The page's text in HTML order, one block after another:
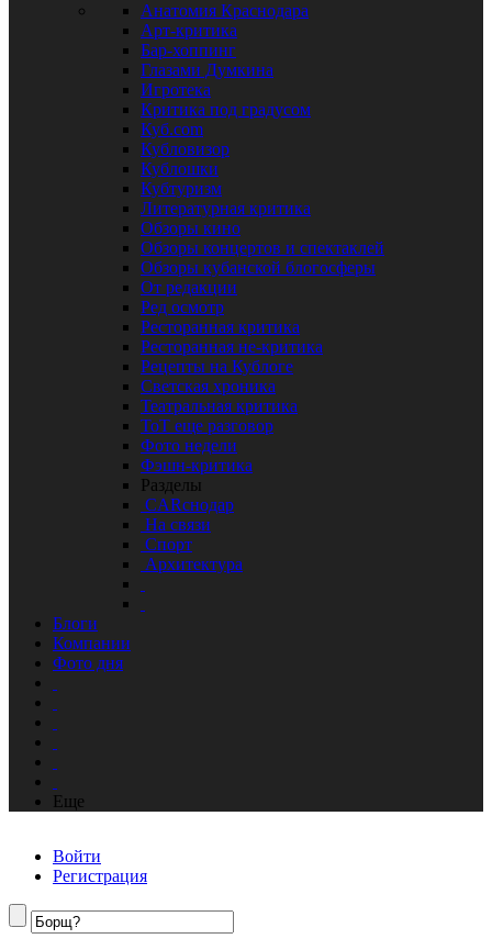
Анатомия Краснодара
Арт-критика
Бар-хоппинг
Глазами Думкина
Игротека
Критика под градусом
Куб.com
Кубловизор
Кублошки
Кубтуризм
Литературная критика
Обзоры кино
Обзоры концертов и спектаклей
Обзоры кубанской блогосферы
От редакции
Ред осмотр
Ресторанная критика
Ресторанная не-критика
Рецепты на Кублоге
Светская хроника
Театральная критика
ТоТ еще разговор
Фото недели
Фэшн-критика
Разделы
CARснодар
На связи
Спорт
Архитектура
Блоги
Компании
Фото дня
Еще
Войти
Регистрация